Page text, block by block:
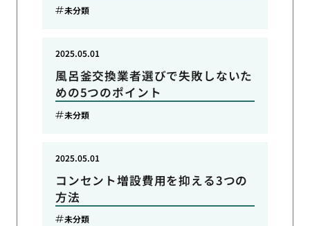
未分類
風呂釜交換業者選びで失敗しないた
めの5つのポイント
2025.05.01
未分類
コンセント増設費用を抑える3つの
方法
2025.05.01
未分類